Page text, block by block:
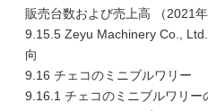
販売台数および売上高 （2021年
9.15.5 Zeyu Machinery Co.,
向
9.16 チェコのミニブルワリー
9.16.1 チェコのミニブルワリー